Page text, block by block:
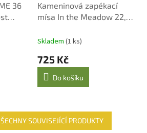
36
Kameninová zapékací
mísa In the Meadow 22,5 ×
Skladem (1 ks)
725 Kč
Do košíku
SOUVISEJÍCÍ PRODUKTY